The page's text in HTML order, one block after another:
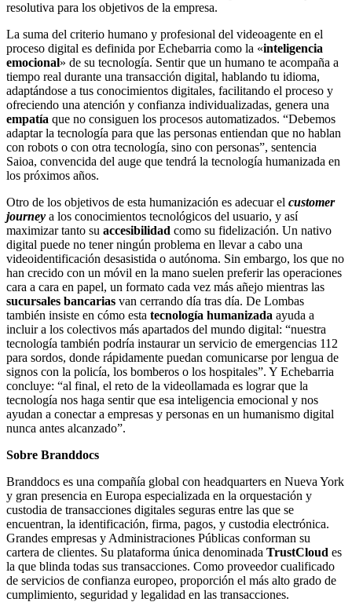
resolutiva para los objetivos de la empresa.
La suma del criterio humano y profesional del videoagente en el
proceso digital es definida por Echebarria como la «inteligencia
emocional» de su tecnología. Sentir que un humano te acompaña a
tiempo real durante una transacción digital, hablando tu idioma,
adaptándose a tus conocimientos digitales, facilitando el proceso y
ofreciendo una atención y confianza individualizadas, genera una
empatía que no consiguen los procesos automatizados. “Debemos
adaptar la tecnología para que las personas entiendan que no hablan
con robots o con otra tecnología, sino con personas”, sentencia
Saioa, convencida del auge que tendrá la tecnología humanizada en
los próximos años.
Otro de los objetivos de esta humanización es adecuar el customer
journey a los conocimientos tecnológicos del usuario, y así
maximizar tanto su accesibilidad como su fidelización. Un nativo
digital puede no tener ningún problema en llevar a cabo una
videoidentificación desasistida o autónoma. Sin embargo, los que no
han crecido con un móvil en la mano suelen preferir las operaciones
cara a cara en papel, un formato cada vez más añejo mientras las
sucursales bancarias van cerrando día tras día. De Lombas
también insiste en cómo esta tecnología humanizada ayuda a
incluir a los colectivos más apartados del mundo digital: “nuestra
tecnología también podría instaurar un servicio de emergencias 112
para sordos, donde rápidamente puedan comunicarse por lengua de
signos con la policía, los bomberos o los hospitales”. Y Echebarria
concluye: “al final, el reto de la videollamada es lograr que la
tecnología nos haga sentir que esa inteligencia emocional y nos
ayudan a conectar a empresas y personas en un humanismo digital
nunca antes alcanzado”.
Sobre Branddocs
Branddocs es una compañía global con headquarters en Nueva York
y gran presencia en Europa especializada en la orquestación y
custodia de transacciones digitales seguras entre las que se
encuentran, la identificación, firma, pagos, y custodia electrónica.
Grandes empresas y Administraciones Públicas conforman su
cartera de clientes. Su plataforma única denominada TrustCloud es
la que blinda todas sus transacciones. Como proveedor cualificado
de servicios de confianza europeo, proporción el más alto grado de
cumplimiento, seguridad y legalidad en las transacciones.